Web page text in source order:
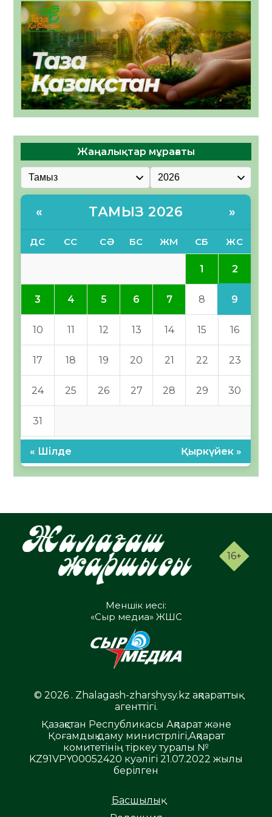
Жаңалықтар мұрағаты
« ТАМЫЗ 2026 »
ДС СС СӘ БС ЖМ СБ ЖС
1 2
3 4 5 6 7 8 9
10 11 12 13 14 15 16
17 18 19 20 21 22 23
24 25 26 27 28 29 30
31
« Шілде Қыркүйек »
16+
Меншік иесі:
«Сыр медиа» ЖШС
© 2026 . Zhalagash-zharshysy.kz ақпараттық
агенттігі.
Қазақстан Республикасы Ақпарат және
Қоғамдық даму министрлігі,Ақпарат
комитетінің тіркеу туралы №
KZ91VPY00052420 куәлігі 21.07.2022 жылы
берілген
Басшылық